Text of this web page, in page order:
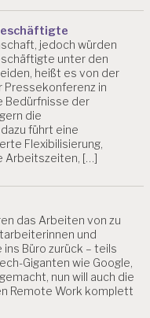
jedoch würden
unter den
heißt es von der
Pressekonferenz in
Bedürfnisse der
die
führt eine
Flexibilisierung,
Arbeitszeiten, […]
das Arbeiten von zu
und
Büro zurück – teils
Giganten wie Google,
nun will auch die
Remote Work komplett